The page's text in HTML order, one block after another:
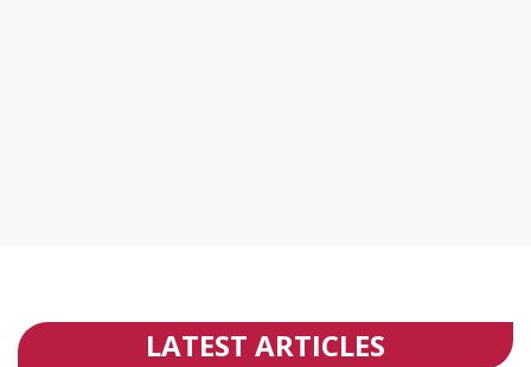
LATEST ARTICLES